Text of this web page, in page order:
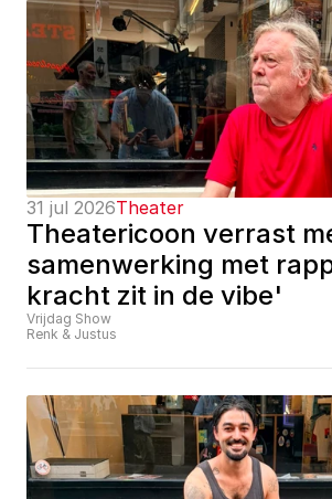
31 jul 2026Theater
Theatericoon verrast
samenwerking met
kracht zit in de vibe'
Vrijdag Show
Renk & Justus